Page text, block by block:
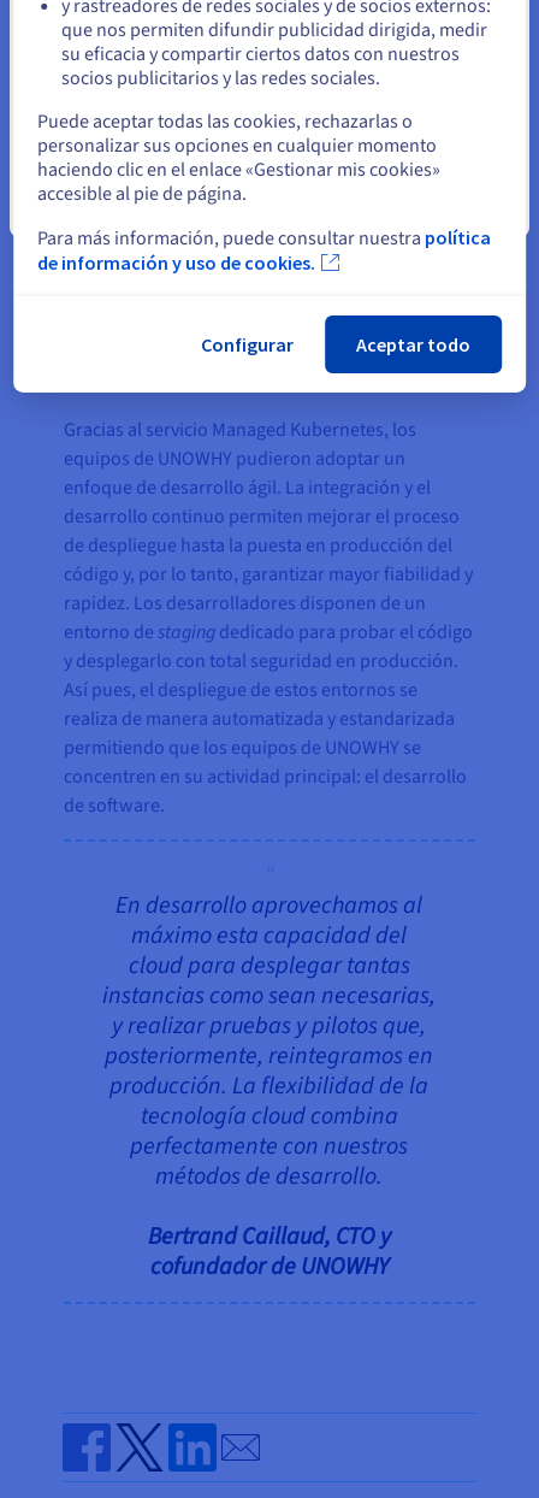
El resultado
Gracias al servicio Managed Kubernetes, los
equipos de UNOWHY pudieron adoptar un
enfoque de desarrollo ágil. La integración y el
desarrollo continuo permiten mejorar el proceso
de despliegue hasta la puesta en producción del
código y, por lo tanto, garantizar mayor fiabilidad y
rapidez. Los desarrolladores disponen de un
entorno destagingdedicado para probar el código
y desplegarlo con total seguridad en producción.
Así pues, el despliegue de estos entornos se
realiza de manera automatizada y estandarizada
permitiendo que los equipos de UNOWHY se
concentren en su actividad principal: el desarrollo
de software.
En desarrollo aprovechamos al
máximo esta capacidad del
cloud para desplegar tantas
instancias como sean necesarias,
y realizar pruebas y pilotos que,
posteriormente, reintegramos en
producción. La flexibilidad de la
tecnología cloud combina
perfectamente con nuestros
métodos de desarrollo.
Bertrand Caillaud, CTO y
cofundador de UNOWHY
Share on Facebook
Share on Twitter
Share on Linkedin
Send by email
Permanezca en el sitio web actual
y rastreadores de redes sociales y de socios externos:
que nos permiten difundir publicidad dirigida, medir
su eficacia y compartir ciertos datos con nuestros
socios publicitarios y las redes sociales.
Puede aceptar todas las cookies, rechazarlas o
personalizar sus opciones en cualquier momento
haciendo clic en el enlace «Gestionar mis cookies»
accesible al pie de página.
Para más información, puede consultar nuestra política
de información y uso de cookies.
Configurar Aceptar todo